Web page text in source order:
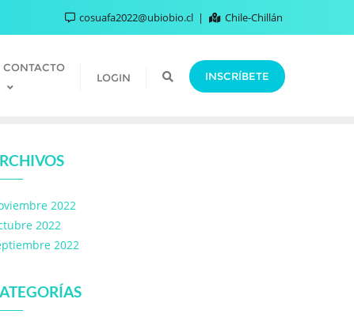
cosuafa2022@ubiobio.cl Chile-Chillán
CONTACTO
LOGIN INSCRÍBETE
2022
2022
2022